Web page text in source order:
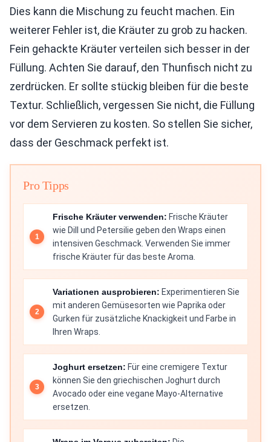
Dies kann die Mischung zu feucht machen. Ein
weiterer Fehler ist, die Kräuter zu grob zu hacken.
Fein gehackte Kräuter verteilen sich besser in der
Füllung. Achten Sie darauf, den Thunfisch nicht zu
zerdrücken. Er sollte stückig bleiben für die beste
Textur. Schließlich, vergessen Sie nicht, die Füllung
vor dem Servieren zu kosten. So stellen Sie sicher,
dass der Geschmack perfekt ist.
Pro Tipps
Frische Kräuter verwenden: Frische Kräuter
wie Dill und Petersilie geben den Wraps einen
intensiven Geschmack. Verwenden Sie immer
frische Kräuter für das beste Aroma.
Variationen ausprobieren: Experimentieren Sie
mit anderen Gemüsesorten wie Paprika oder
Gurken für zusätzliche Knackigkeit und Farbe in
Ihren Wraps.
Joghurt ersetzen: Für eine cremigere Textur
können Sie den griechischen Joghurt durch
Avocado oder eine vegane Mayo-Alternative
ersetzen.